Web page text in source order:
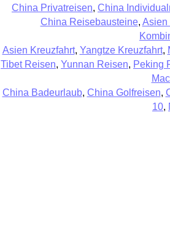
China Privatreisen, China
China Reisebausteine, Asien
Asien Kreuzfahrt, Yangtze Kreuzfahrt,
Tibet Reisen, Yunnan Reisen, Peking
China Badeurlaub, China Golfreisen,
10,